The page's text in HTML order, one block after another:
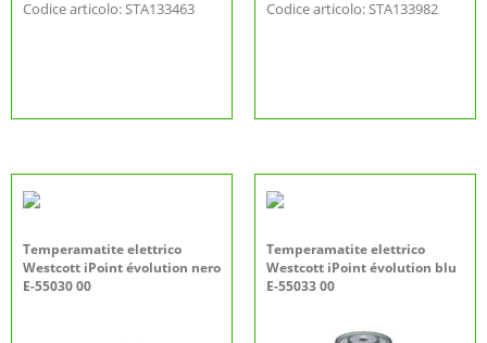
Codice articolo: STA133463 Codice articolo: STA133982
Temperamatite elettrico
Westcott iPoint évolution nero
E-55030 00
Temperamatite elettrico
Westcott iPoint évolution blu
E-55033 00